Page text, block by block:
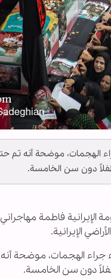
الهجمات، موضحة أنه تم
الإيرانية.
الهجمات، موضحة أنه